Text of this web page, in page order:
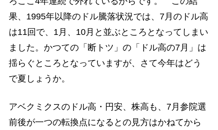
果、1995年以降のドル騰落状況では、7月のドル高
は11回で、1月、10月と並ぶところとなってしまい
ました。かつての「断トツ」の「ドル高の7月」は
揺らぐところとなっていますが、さて今年はどう
で夏しょうか。
アベクミクスのドル高・円安、株高も、7月参院選
前後が一つの転換点になるとの見方はかねてから